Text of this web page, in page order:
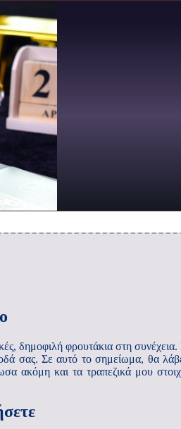
δημοφιλή φρουτάκια στη
σας. Σε αυτό το σημείωμα, θα
ακόμη και τα τραπεζικά μου